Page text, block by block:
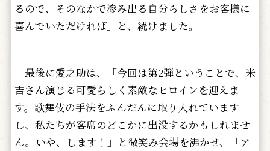
るので、そのなかで滲み出る自分らしさをお客様に
喜んでいただければ」と、続けました。
最後に愛之助は、「今回は第2弾ということで、米
吉さん演じる可愛らしく素敵なヒロインを迎えま
す。歌舞伎の手法をふんだんに取り入れています
し、私たちが客席のどこかに出没するかもしれませ
ん。いや、します！」と微笑み会場を沸かせ、「ア